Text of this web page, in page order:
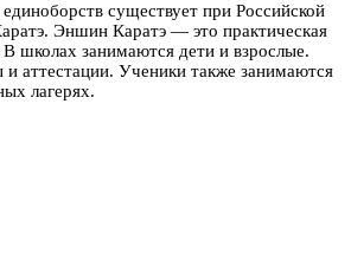
существует при Российской
Эншин Каратэ — это практическая
школах занимаются дети и взрослые.
аттестации. Ученики также занимаются
лагерях.